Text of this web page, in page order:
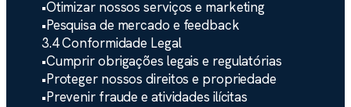
•Otimizar nossos serviços e marketing
•Pesquisa de mercado e feedback
3.4 Conformidade Legal
•Cumprir obrigações legais e regulatórias
•Proteger nossos direitos e propriedade
•Prevenir fraude e atividades ilícitas